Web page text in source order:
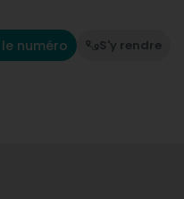
numéro S'y rendre